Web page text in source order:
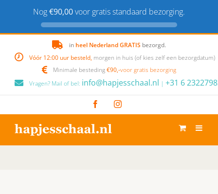
Nog€90,00voor gratis standaard bezorging.
content
in heel Nederland GRATIS bezorgd.
Vóór 12:00 uur besteld, morgen in huis (of kies zelf een bezorgdatum)
Minimale besteding€90,-voor gratis bezorging
Vragen? Mail of bel: info@hapjesschaal.nl | +31 6
FacebookInstagram